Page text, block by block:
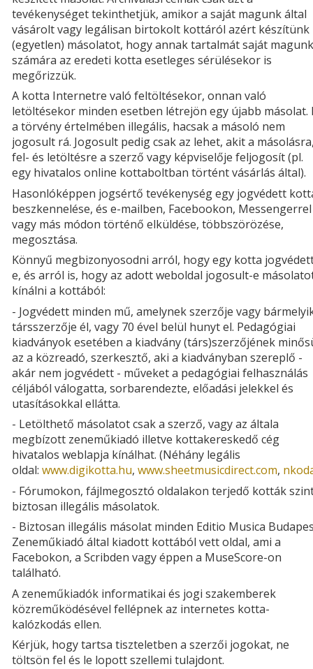
tevékenységet tekinthetjük, amikor a saját magunk által
vásárolt vagy legálisan birtokolt kottáról azért készítünk
(egyetlen) másolatot, hogy annak tartalmát saját magunk
számára az eredeti kotta esetleges sérülésekor is
megőrizzük.
A kotta Internetre való feltöltésekor, onnan való
letöltésekor minden esetben létrejön egy újabb másolat.
a törvény értelmében illegális, hacsak a másoló nem
jogosult rá. Jogosult pedig csak az lehet, akit a
fel- és letöltésre a szerző vagy képviselője feljogosít (pl.
egy hivatalos online kottaboltban történt vásárlás által).
Hasonlóképpen jogsértő tevékenység egy jogvédett
beszkennelése, és e-mailben, Facebookon, Messengerrel
vagy más módon történő elküldése, többszörözése,
megosztása.
Könnyű megbizonyosodni arról, hogy egy kotta
e, és arról is, hogy az adott weboldal jogosult-e
kínálni a kottából:
- Jogvédett minden mű, amelynek szerzője vagy
társszerzője él, vagy 70 ével belül hunyt el. Pedagógiai
kiadványok esetében a kiadvány (társ)szerzőjének
az a közreadó, szerkesztő, aki a kiadványban szereplő -
akár nem jogvédett - műveket a pedagógiai felhasználás
céljából válogatta, sorbarendezte, előadási jelekkel és
utasításokkal ellátta.
- Letölthető másolatot csak a szerző, vagy az általa
megbízott zeneműkiadó illetve kottakereskedő cég
hivatalos weblapja kínálhat. (Néhány legális
oldal: www.digikotta.hu, www.sheetmusicdirect.com,
- Fórumokon, fájlmegosztó oldalakon terjedő kották
biztosan illegális másolatok.
- Biztosan illegális másolat minden Editio Musica
Zeneműkiadó által kiadott kottából vett oldal, ami a
Facebokon, a Scribden vagy éppen a MuseScore-on
található.
A zeneműkiadók informatikai és jogi szakemberek
közreműködésével fellépnek az internetes kotta-
kalózkodás ellen.
Kérjük, hogy tartsa tiszteletben a szerzői jogokat, ne
töltsön fel és le lopott szellemi tulajdont.